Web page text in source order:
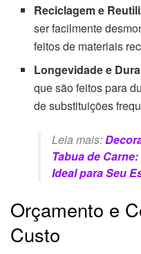
Reciclagem e
ser facilmente
feitos de materiais
Longevidade e
que são feitos para
de substituições
Leia mais:
Tabua de
Ideal para Seu
Orçamento e
Custo